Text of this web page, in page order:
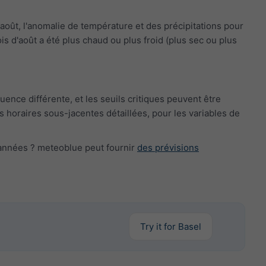
l'anomalie de température et des précipitations pour
d'août a été plus chaud ou plus froid (plus sec ou plus
différente, et les seuils critiques peuvent être
horaires sous-jacentes détaillées, pour les variables de
? meteoblue peut fournir des prévisions
Try it for Basel